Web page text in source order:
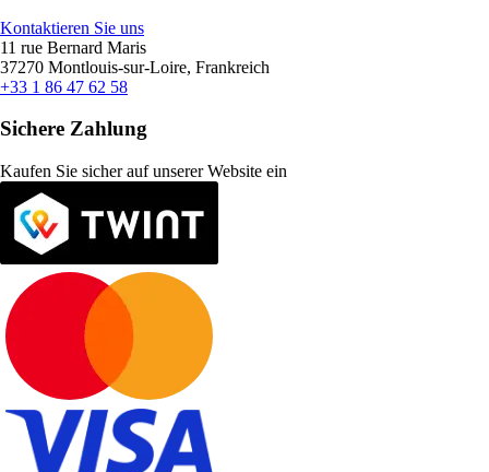
Kontaktieren Sie uns
11 rue Bernard Maris
37270 Montlouis-sur-Loire, Frankreich
+33 1 86 47 62 58
Sichere Zahlung
Kaufen Sie sicher auf unserer Website ein